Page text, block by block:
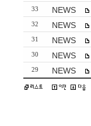
33 NEWS
32 NEWS
31 NEWS
30 NEWS
29 NEWS